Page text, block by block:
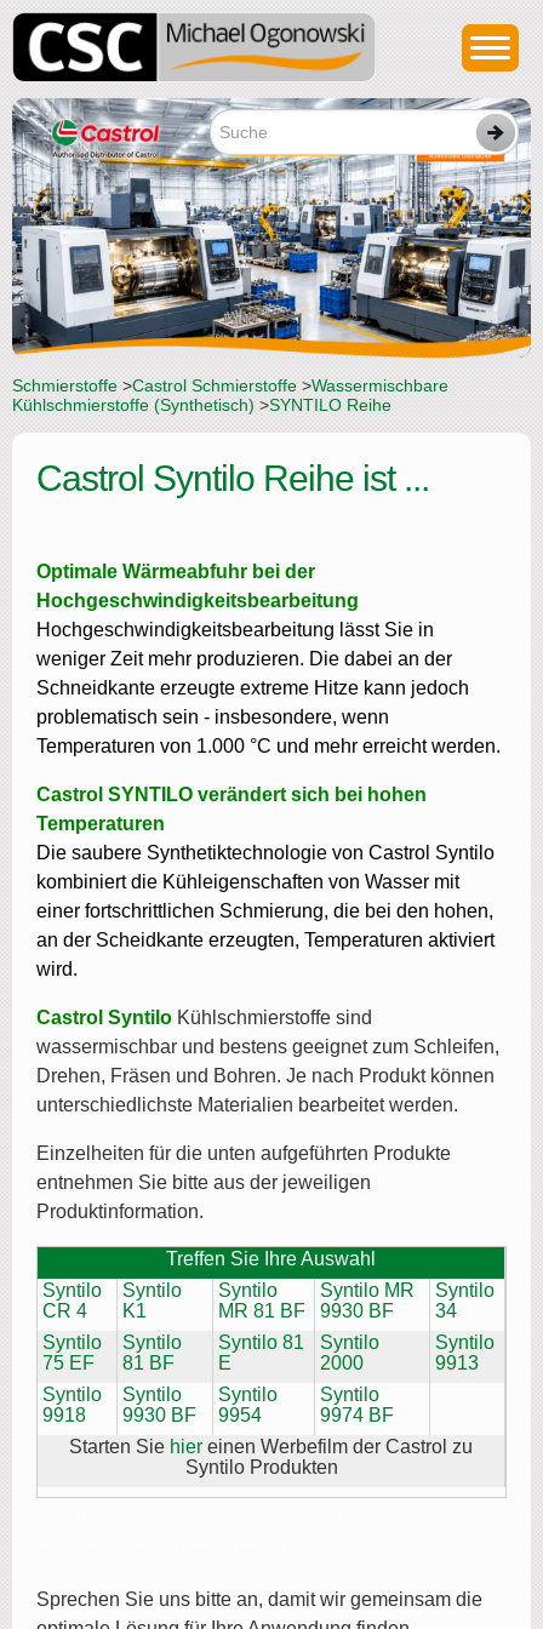
Schmierstoffe >Castrol Schmierstoffe >Wassermischbare
Kühlschmierstoffe (Synthetisch) >SYNTILO Reihe
Castrol Syntilo Reihe ist ...
Optimale Wärmeabfuhr bei der
Hochgeschwindigkeitsbearbeitung
Hochgeschwindigkeitsbearbeitung lässt Sie in
weniger Zeit mehr produzieren. Die dabei an der
Schneidkante erzeugte extreme Hitze kann jedoch
problematisch sein - insbesondere, wenn
Temperaturen von 1.000 °C und mehr erreicht werden.
Castrol SYNTILO verändert sich bei hohen
Temperaturen
Die saubere Synthetiktechnologie von Castrol Syntilo
kombiniert die Kühleigenschaften von Wasser mit
einer fortschrittlichen Schmierung, die bei den hohen,
an der Scheidkante erzeugten, Temperaturen aktiviert
wird.
Castrol Syntilo Kühlschmierstoffe sind
wassermischbar und bestens geeignet zum Schleifen,
Drehen, Fräsen und Bohren. Je nach Produkt können
unterschiedlichste Materialien bearbeitet werden.
Einzelheiten für die unten aufgeführten Produkte
entnehmen Sie bitte aus der jeweiligen
Produktinformation.
Treffen Sie Ihre Auswahl
Syntilo
CR 4
Syntilo
K1
Syntilo
MR 81 BF
Syntilo MR
9930 BF
Syntilo
34
Syntilo
75 EF
Syntilo
81 BF
Syntilo 81
E
Syntilo
2000
Syntilo
9913
Syntilo
9918
Syntilo
9930 BF
Syntilo
9954
Syntilo
9974 BF
Starten Sie hier einen Werbefilm der Castrol zu
Syntilo Produkten
Sprechen Sie uns bitte an, damit wir gemeinsam die